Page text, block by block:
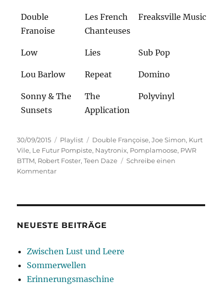
Double
Franoise
Les French
Chanteuses
Freaksville Music
Low Lies Sub Pop
Lou Barlow Repeat Domino
Sonny & The
Sunsets
The
Application
Polyvinyl
Veröffentlicht
am
30/09/2015 Kategorien
Playlist Schlagwörter
Double Françoise,Joe Simon, Kurt
Vile, Le Futur Pompiste, Naytronix, Pomplamoose, PWR
BTTM, Robert Foster,Teen Daze
Schreibe einen
Kommentarzu
NEUESTE BEITRÄGE
Zwischen Lust und Leere
Sommerwellen
Erinnerungsmaschine